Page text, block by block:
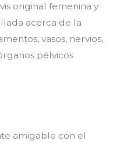
original femenina y
acerca de la
vasos, nervios,
pélvicos
amigable con el